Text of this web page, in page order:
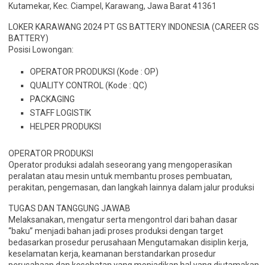
Kutamekar, Kec. Ciampel, Karawang, Jawa Barat 41361
LOKER KARAWANG 2024 PT GS BATTERY INDONESIA (CAREER GS
BATTERY)
Posisi Lowongan:
OPERATOR PRODUKSI (Kode : OP)
QUALITY CONTROL (Kode : QC)
PACKAGING
STAFF LOGISTIK
HELPER PRODUKSI
OPERATOR PRODUKSI
Operator produksi adalah seseorang yang mengoperasikan
peralatan atau mesin untuk membantu proses pembuatan,
perakitan, pengemasan, dan langkah lainnya dalam jalur produksi
TUGAS DAN TANGGUNG JAWAB
Melaksanakan, mengatur serta mengontrol dari bahan dasar
“baku” menjadi bahan jadi proses produksi dengan target
bedasarkan prosedur perusahaan Mengutamakan disiplin kerja,
keselamatan kerja, keamanan berstandarkan prosedur